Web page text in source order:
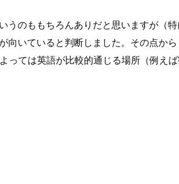
のももちろんありだと思いますが（
いていると判断しました。その点か
ては英語が比較的通じる場所（例え